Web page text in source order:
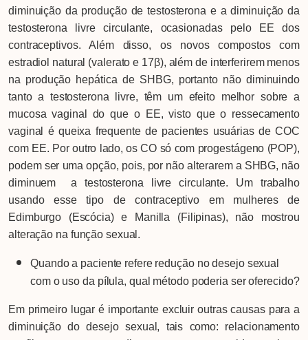
diminuição da produção de testosterona e a diminuição da
testosterona livre circulante, ocasionadas pelo EE dos
contraceptivos. Além disso, os novos compostos com
estradiol natural (valerato e 17β), além de interferirem menos
na produção hepática de SHBG, portanto não diminuindo
tanto a testosterona livre, têm um efeito melhor sobre a
mucosa vaginal do que o EE, visto que o ressecamento
vaginal é queixa frequente de pacientes usuárias de COC
com EE. Por outro lado, os CO só com progestágeno (POP),
podem ser uma opção, pois, por não alterarem a SHBG, não
diminuem a testosterona livre circulante. Um trabalho
usando esse tipo de contraceptivo em mulheres de
Edimburgo (Escócia) e Manilla (Filipinas), não mostrou
alteração na função sexual.
Quando a paciente refere redução no desejo sexual
com o uso da pílula, qual método poderia ser oferecido?
Em primeiro lugar é importante excluir outras causas para a
diminuição do desejo sexual, tais como: relacionamento